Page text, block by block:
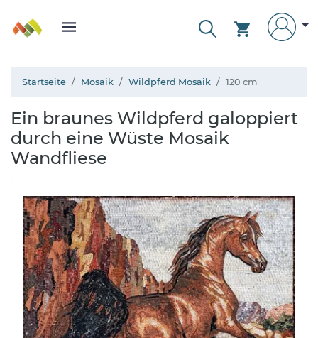
Startseite Mosaik Wildpferd Mosaik 120 cm
Ein braunes Wildpferd galoppiert
durch eine Wüste Mosaik
Wandfliese